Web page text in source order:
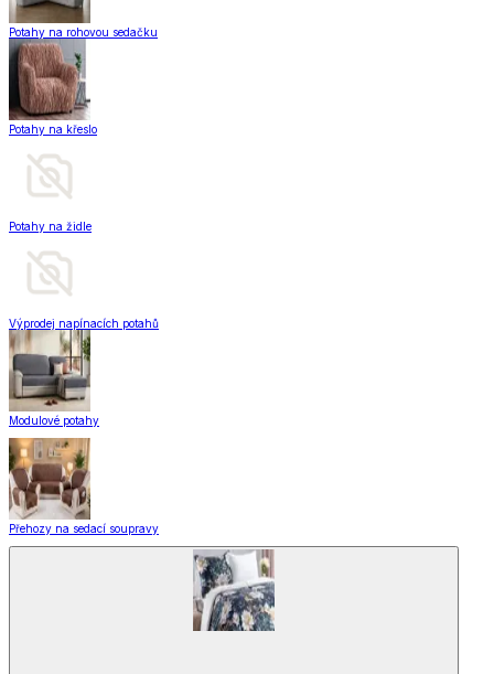
Potahy na rohovou sedačku
Potahy na křeslo
Potahy na židle
Výprodej napínacích potahů
Modulové potahy
Přehozy na sedací soupravy